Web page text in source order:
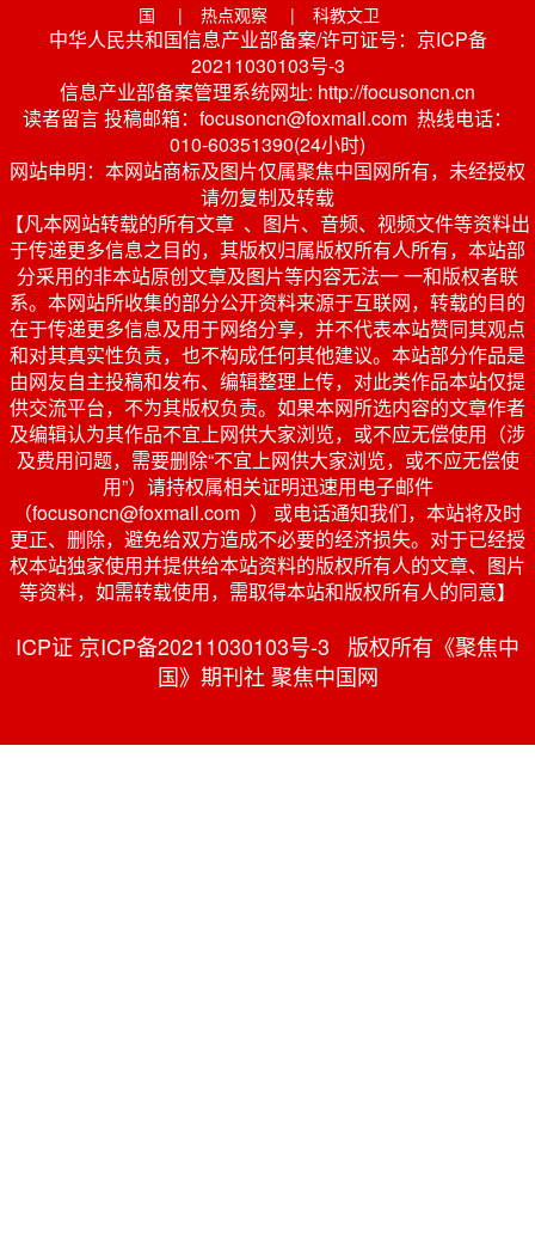
国
| 热点观察 | 科教文卫
中华人民共和国信息产业部备案/许可证号：京ICP备
20211030103号-3
信息产业部备案管理系统网址: http://focusoncn.cn
读者留言 投稿邮箱：focusoncn@foxmail.com 热线电话：
010-60351390(24小时)
网站申明：本网站商标及图片仅属聚焦中国网所有，未经授权
请勿复制及转载
【凡本网站转载的所有文章 、图片、音频、视频文件等资料出
于传递更多信息之目的，其版权归属版权所有人所有，本站部
分采用的非本站原创文章及图片等内容无法一 一和版权者联
系。本网站所收集的部分公开资料来源于互联网，转载的目的
在于传递更多信息及用于网络分享，并不代表本站赞同其观点
和对其真实性负责，也不构成任何其他建议。本站部分作品是
由网友自主投稿和发布、编辑整理上传，对此类作品本站仅提
供交流平台，不为其版权负责。如果本网所选内容的文章作者
及编辑认为其作品不宜上网供大家浏览，或不应无偿使用（涉
及费用问题，需要删除“不宜上网供大家浏览，或不应无偿使
用”）请持权属相关证明迅速用电子邮件
（focusoncn@foxmail.com ） 或电话通知我们，本站将及时
更正、删除，避免给双方造成不必要的经济损失。对于已经授
权本站独家使用并提供给本站资料的版权所有人的文章、图片
等资料，如需转载使用，需取得本站和版权所有人的同意】
ICP证 京ICP备20211030103号-3 版权所有《聚焦中
国》期刊社 聚焦中国网